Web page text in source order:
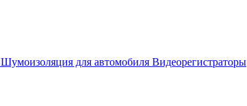
Шумоизоляция для автомобиля Видеорегистраторы